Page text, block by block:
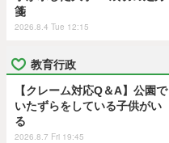
箋
2026.8.4 Tue 12:15
教育行政
【クレーム対応Q＆A】公園で
いたずらをしている子供がい
る
2026.8.7 Fri 19:45